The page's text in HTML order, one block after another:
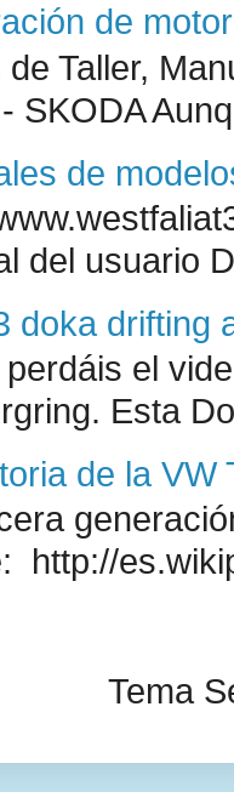
de
de Taller,
SKODA
de
del usuario
doka drifting
el
Esta
de la
http://
Tema